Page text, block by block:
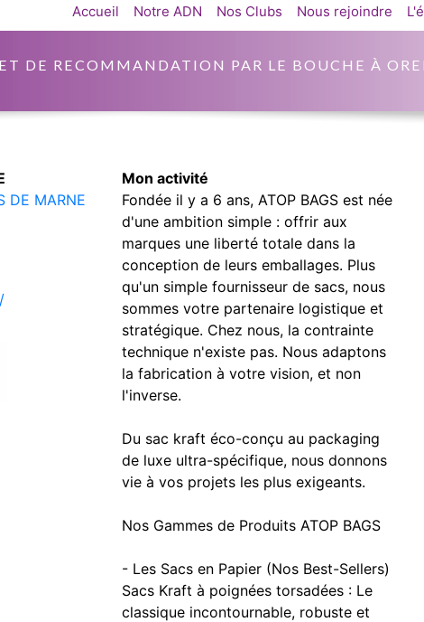
DE RECOMMANDATION PAR LE BOUCHE À
Accueil Notre ADN Nos Clubs Nous rejoindre
DE MARNE
Mon activité
Fondée il y a 6 ans, ATOP BAGS est née
d'une ambition simple : offrir aux
marques une liberté totale dans la
conception de leurs emballages. Plus
qu'un simple fournisseur de sacs, nous
sommes votre partenaire logistique et
stratégique. Chez nous, la contrainte
technique n'existe pas. Nous adaptons
la fabrication à votre vision, et non
l'inverse.
Du sac kraft éco-conçu au packaging
de luxe ultra-spécifique, nous donnons
vie à vos projets les plus exigeants.
Nos Gammes de Produits ATOP BAGS
- Les Sacs en Papier (Nos Best-Sellers)
Sacs Kraft à poignées torsadées : Le
classique incontournable, robuste et